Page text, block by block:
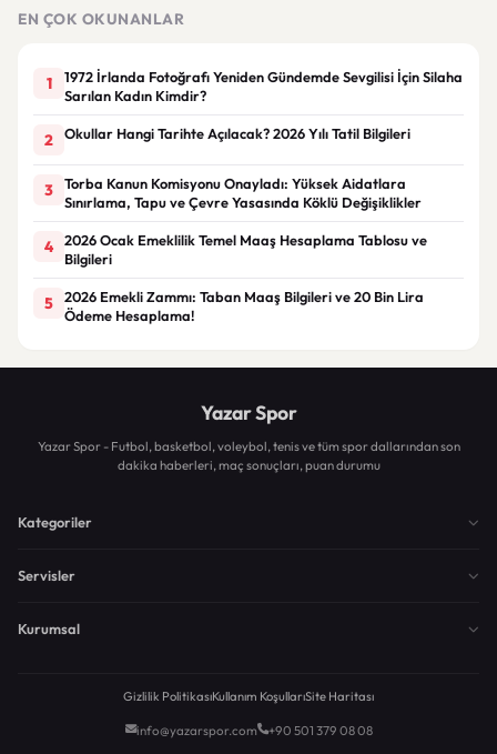
EN ÇOK OKUNANLAR
1
1972 İrlanda Fotoğrafı Yeniden Gündemde Sevgilisi İçin Silaha
Sarılan Kadın Kimdir?
2 Okullar Hangi Tarihte Açılacak? 2026 Yılı Tatil Bilgileri
3
Torba Kanun Komisyonu Onayladı: Yüksek Aidatlara
Sınırlama, Tapu ve Çevre Yasasında Köklü Değişiklikler
4
2026 Ocak Emeklilik Temel Maaş Hesaplama Tablosu ve
Bilgileri
5
2026 Emekli Zammı: Taban Maaş Bilgileri ve 20 Bin Lira
Ödeme Hesaplama!
Yazar Spor
Yazar Spor - Futbol, basketbol, voleybol, tenis ve tüm spor dallarından son
dakika haberleri, maç sonuçları, puan durumu
Kategoriler
Servisler
Kurumsal
Gizlilik PolitikasıKullanım KoşullarıSite Haritası
info@yazarspor.com +90 501 379 08 08